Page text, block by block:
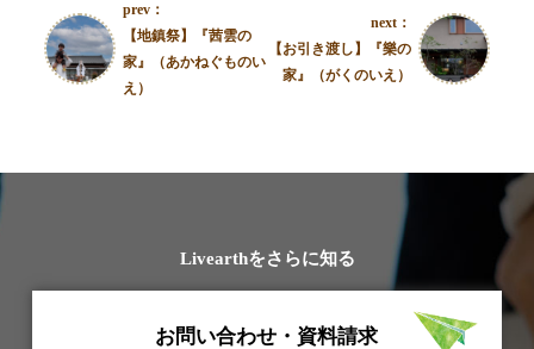
prev：
【地鎮祭】『茜雲の
家』（あかねぐものい
え）
next：
【お引き渡し】『樂の
家』（がくのいえ）
Livearthをさらに知る
お問い合わせ・資料請求